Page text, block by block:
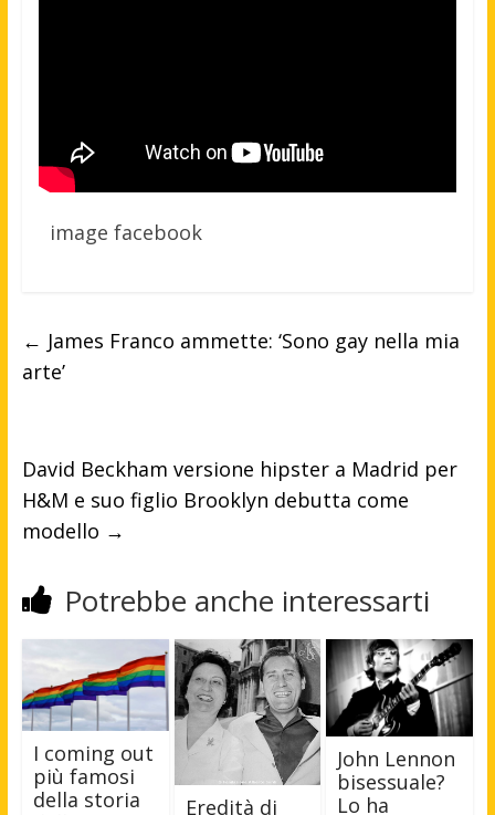
image facebook
← James Franco ammette: ‘Sono gay nella mia
arte’
David Beckham versione hipster a Madrid per
H&M e suo figlio Brooklyn debutta come
modello →
Potrebbe anche interessarti
I coming out
più famosi
della storia
Eredità di
John Lennon
bisessuale?
Lo ha